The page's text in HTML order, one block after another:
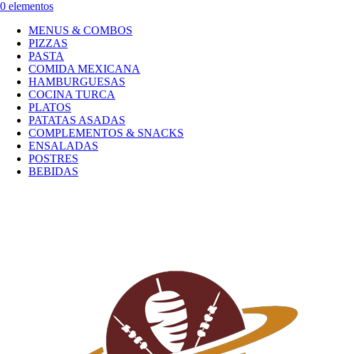
0 elementos
MENUS & COMBOS
PIZZAS
PASTA
COMIDA MEXICANA
HAMBURGUESAS
COCINA TURCA
PLATOS
PATATAS ASADAS
COMPLEMENTOS & SNACKS
ENSALADAS
POSTRES
BEBIDAS